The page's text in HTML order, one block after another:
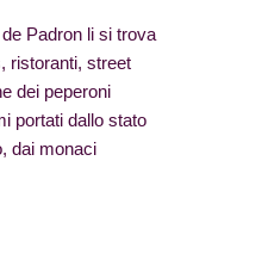
Padron li si trova
ristoranti, street
dei peperoni
portati dallo stato
dai monaci
di Herbón, nel 17